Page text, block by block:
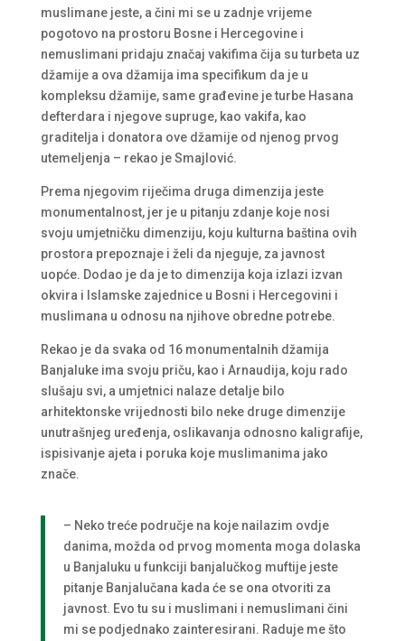
muslimane jeste, a čini mi se u zadnje vrijeme
pogotovo na prostoru Bosne i Hercegovine i
nemuslimani pridaju značaj vakifima čija su turbeta uz
džamije a ova džamija ima specifikum da je u
kompleksu džamije, same građevine je turbe Hasana
defterdara i njegove supruge, kao vakifa, kao
graditelja i donatora ove džamije od njenog prvog
utemeljenja – rekao je Smajlović.
Prema njegovim riječima druga dimenzija jeste
monumentalnost, jer je u pitanju zdanje koje nosi
svoju umjetničku dimenziju, koju kulturna baština ovih
prostora prepoznaje i želi da njeguje, za javnost
uopće. Dodao je da je to dimenzija koja izlazi izvan
okvira i Islamske zajednice u Bosni i Hercegovini i
muslimana u odnosu na njihove obredne potrebe.
Rekao je da svaka od 16 monumentalnih džamija
Banjaluke ima svoju priču, kao i Arnaudija, koju rado
slušaju svi, a umjetnici nalaze detalje bilo
arhitektonske vrijednosti bilo neke druge dimenzije
unutrašnjeg uređenja, oslikavanja odnosno kaligrafije,
ispisivanje ajeta i poruka koje muslimanima jako
znače.
– Neko treće područje na koje nailazim ovdje
danima, možda od prvog momenta moga dolaska
u Banjaluku u funkciji banjalučkog muftije jeste
pitanje Banjalučana kada će se ona otvoriti za
javnost. Evo tu su i muslimani i nemuslimani čini
mi se podjednako zainteresirani. Raduje me što